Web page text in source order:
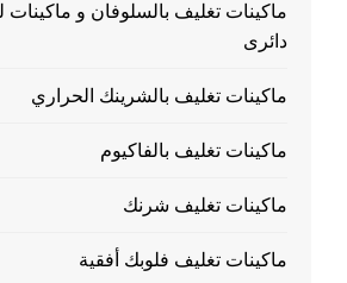
ماكينات تغليف بالسلوفان و
دائرى
ماكينات تغليف بالشرينك الحراري
ماكينات تغليف بالفاكيوم
ماكينات تغليف شرنك
ماكينات تغليف فلوبك أفقية